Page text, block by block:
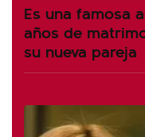
Es una famosa
años de
su nueva pareja